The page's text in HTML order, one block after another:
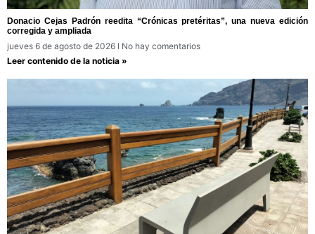
Donacio Cejas Padrón reedita “Crónicas pretéritas”, una nueva edición
corregida y ampliada
jueves 6 de agosto de 2026
No hay comentarios
Leer contenido de la noticia »